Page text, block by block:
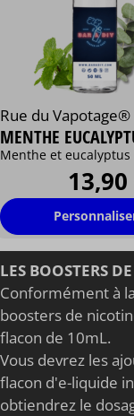
Rue du Vapotage®
MENTHE
Menthe et eucalyptus
13,90
LES BOOSTERS
Conformément à
boosters de
flacon de 10mL.
Vous devrez les
flacon d'e-liquide
obtiendrez le